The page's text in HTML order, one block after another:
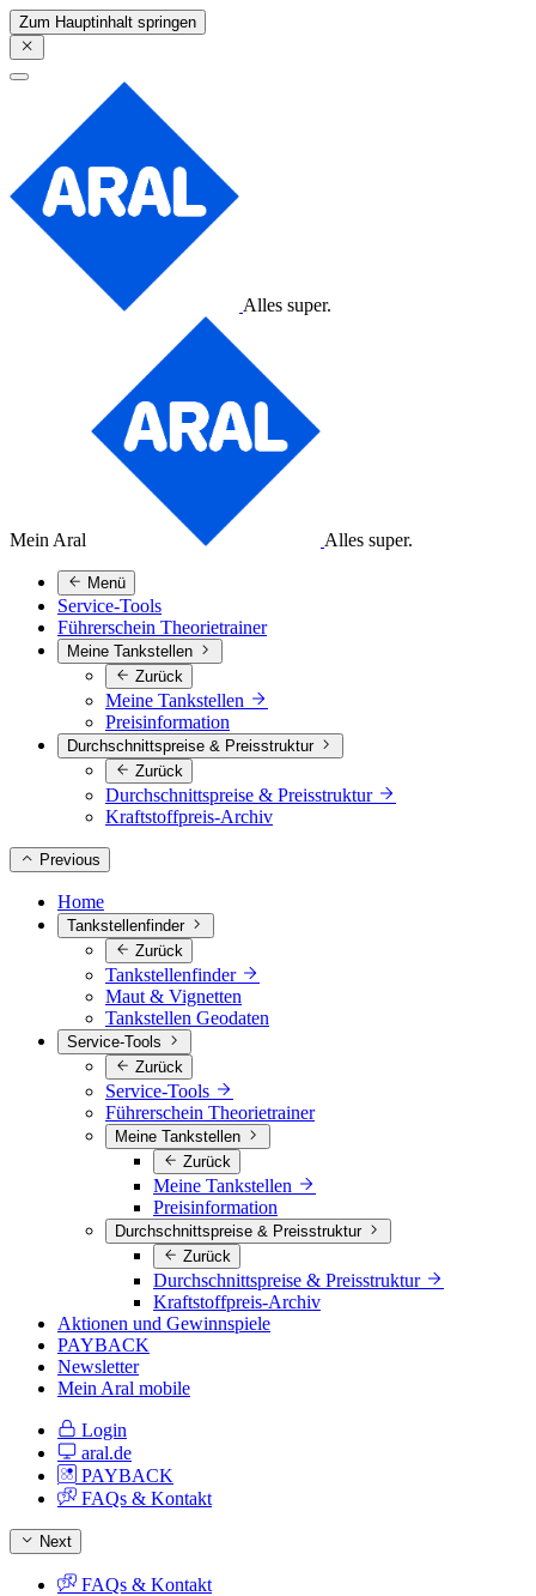
Zum Hauptinhalt springen
Alles super.
Mein Aral Alles super.
Menü
Service-Tools
Führerschein Theorietrainer
Meine Tankstellen
Zurück
Meine Tankstellen
Preisinformation
Durchschnittspreise & Preisstruktur
Zurück
Durchschnittspreise & Preisstruktur
Kraftstoffpreis-Archiv
Previous
Home
Tankstellenfinder
Zurück
Tankstellenfinder
Maut & Vignetten
Tankstellen Geodaten
Service-Tools
Zurück
Service-Tools
Führerschein Theorietrainer
Meine Tankstellen
Zurück
Meine Tankstellen
Preisinformation
Durchschnittspreise & Preisstruktur
Zurück
Durchschnittspreise & Preisstruktur
Kraftstoffpreis-Archiv
Aktionen und Gewinnspiele
PAYBACK
Newsletter
Mein Aral mobile
Login
aral.de
PAYBACK
FAQs & Kontakt
Next
FAQs & Kontakt